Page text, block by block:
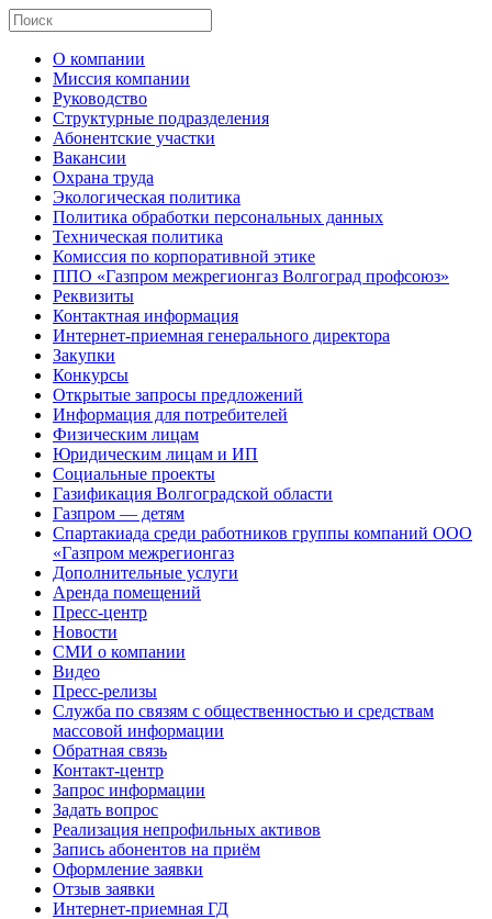
О компании
Миссия компании
Руководство
Структурные подразделения
Абонентские участки
Вакансии
Охрана труда
Экологическая политика
Политика обработки персональных данных
Техническая политика
Комиссия по корпоративной этике
ППО «Газпром межрегионгаз Волгоград профсоюз»
Реквизиты
Контактная информация
Интернет-приемная генерального директора
Закупки
Конкурсы
Открытые запросы предложений
Информация для потребителей
Физическим лицам
Юридическим лицам и ИП
Социальные проекты
Газификация Волгоградской области
Газпром — детям
Спартакиада среди работников группы компаний ООО
«Газпром межрегионгаз
Дополнительные услуги
Аренда помещений
Пресс-центр
Новости
СМИ о компании
Видео
Пресс-релизы
Служба по связям с общественностью и средствам
массовой информации
Обратная связь
Контакт-центр
Запрос информации
Задать вопрос
Реализация непрофильных активов
Запись абонентов на приём
Оформление заявки
Отзыв заявки
Интернет-приемная ГД